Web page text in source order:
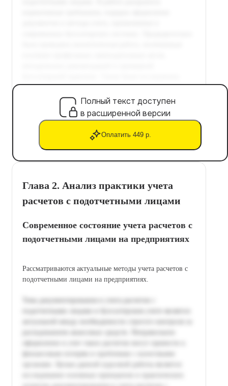
Полный текст доступен
в расширенной версии
Оплатить 449 р.
Глава 2. Анализ практики учета
расчетов с подотчетными лицами
Современное состояние учета расчетов с
подотчетными лицами на предприятиях
Рассматриваются актуальные методы учета расчетов с
подотчетными лицами на предприятиях.